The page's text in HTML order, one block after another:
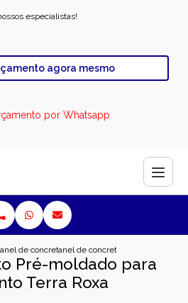
especialistas!
agora mesmo
por Whatsapp
anel de concreto para esgotoanel de concreto pre moldado
Pré-moldado para
Terra Roxa